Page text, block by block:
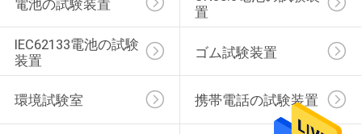
電池の試験装置
置
IEC62133電池の試験
装置
ゴム試験装置
環境試験室 携帯電話の試験装置